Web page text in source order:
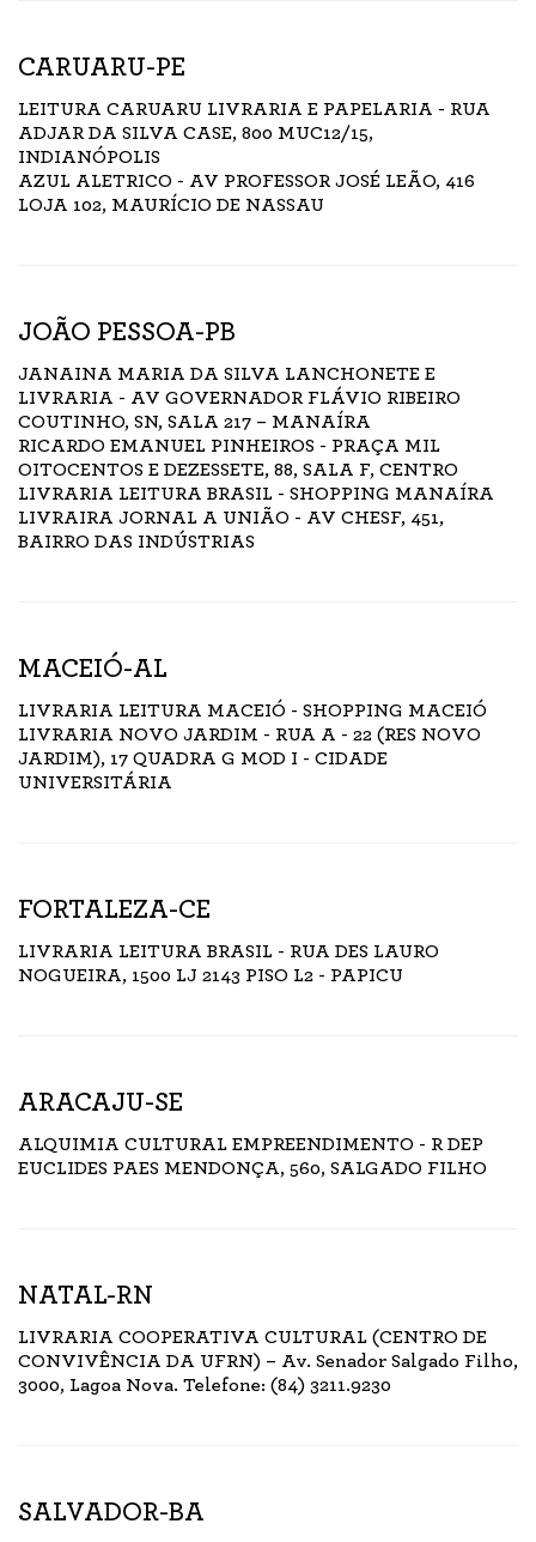
CARUARU-PE
LEITURA CARUARU LIVRARIA E PAPELARIA - RUA
ADJAR DA SILVA CASE, 800 MUC12/15,
INDIANÓPOLIS
AZUL ALETRICO - AV PROFESSOR JOSÉ LEÃO, 416
LOJA 102, MAURÍCIO DE NASSAU
JOÃO PESSOA-PB
JANAINA MARIA DA SILVA LANCHONETE E
LIVRARIA - AV GOVERNADOR FLÁVIO RIBEIRO
COUTINHO, SN, SALA 217 – MANAÍRA
RICARDO EMANUEL PINHEIROS - PRAÇA MIL
OITOCENTOS E DEZESSETE, 88, SALA F, CENTRO
LIVRARIA LEITURA BRASIL - SHOPPING MANAÍRA
LIVRAIRA JORNAL A UNIÃO - AV CHESF, 451,
BAIRRO DAS INDÚSTRIAS
MACEIÓ-AL
LIVRARIA LEITURA MACEIÓ - SHOPPING MACEIÓ
LIVRARIA NOVO JARDIM - RUA A - 22 (RES NOVO
JARDIM), 17 QUADRA G MOD I - CIDADE
UNIVERSITÁRIA
FORTALEZA-CE
LIVRARIA LEITURA BRASIL - RUA DES LAURO
NOGUEIRA, 1500 LJ 2143 PISO L2 - PAPICU
ARACAJU-SE
ALQUIMIA CULTURAL EMPREENDIMENTO - R DEP
EUCLIDES PAES MENDONÇA, 560, SALGADO FILHO
NATAL-RN
LIVRARIA COOPERATIVA CULTURAL (CENTRO DE
CONVIVÊNCIA DA UFRN) – Av. Senador Salgado Filho,
3000, Lagoa Nova. Telefone: (84) 3211.9230
SALVADOR-BA